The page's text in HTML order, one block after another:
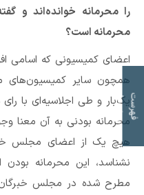
محرمانه است؟
اعضای کمیسیونی که اسامی
همچون سایر
یک‌بار و طی اجلاسیه‌ای با
محرمانه بودنی به آن معنا
هیچ یک از اعضای مجلس
نشناسد، این محرمانه
مطرح شده در مجلس
ف
ه
ر
س
ت
م
و
ض
و
ع
ات